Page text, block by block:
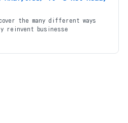
the many different ways
reinvent businesse